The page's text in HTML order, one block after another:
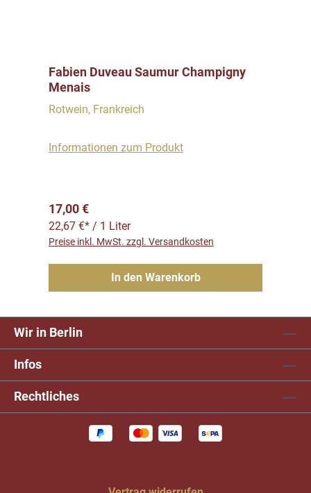
Fabien Duveau Saumur Champigny
Menais
Rotwein, Frankreich
Informationen zum Produkt
Regulärer Preis:
17,00 €
22,67 €* / 1 Liter
Preise inkl. MwSt. zzgl. Versandkosten
In den Warenkorb
Wir in Berlin
Infos
Rechtliches